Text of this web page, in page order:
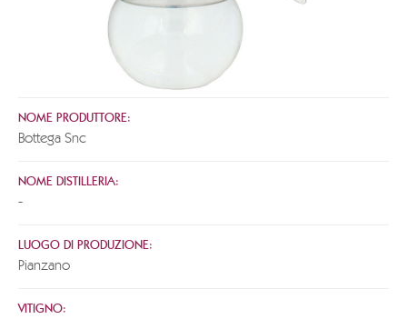
NOME PRODUTTORE:
Bottega Snc
NOME DISTILLERIA:
-
LUOGO DI PRODUZIONE:
Pianzano
VITIGNO: